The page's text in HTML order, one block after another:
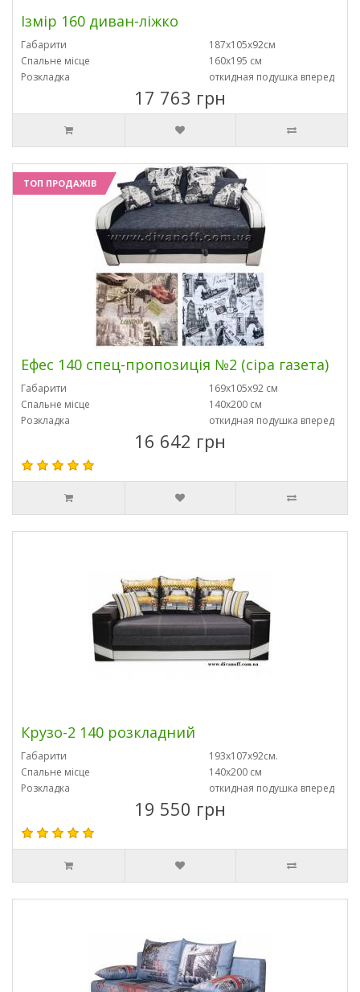
Ізмір 160 диван-ліжко
Габарити
187х105х92см
Спальне місце
160х195 см
Розкладка
откидная подушка вперед
17 763 грн
ТОП ПРОДАЖІВ
Ефес 140 спец-пропозиція №2 (сіра газета)
Габарити
169х105х92 см
Спальне місце
140х200 см
Розкладка
откидная подушка вперед
16 642 грн
Крузо-2 140 розкладний
Габарити
193х107х92см.
Спальне місце
140х200 см
Розкладка
откидная подушка вперед
19 550 грн